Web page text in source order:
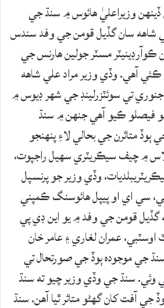
وزيراعليٰ هائوس ۾ سنڌ جي
شاهه سان گڏيل قومن جي وفد سندس
ڪوآرڊينيٽر مسٽر جولين هارنس جي
آهي. وڏي وزير مراد علي شاهه
چيو ته گڏيل قومن 15 جنوري تي سوئٽزرلينڊ جي شهر ڊيوس ۾
فيصلو ڪيو آهي جنهن ۾ سنڌ
متاثرن جي بحالي لاءِ پنهنجو
۾ چيف سيڪريٽري سهيل راجپوت،
وڏي وزير جو پرنسپل
سي اي او پيپل هائوسنگ ڪمپني
قومن جي وفد ۾ يو اين ڊي پي
اوسٽبي، عمران لغاري ۽ عامر خان
جي موجوده ٻوڏ جي صورتحال تي
سنڌ جي وڏي وزير چيو ته سنڌ
ٻوڏ جي آفت کان گهڻو متاثر ٿيا آهن. سنڌ